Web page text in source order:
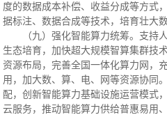
度的数据成本补偿、收益分成等方式
据标注、数据合成等技术，培育壮大
（九）强化智能算力统筹。支持
生态培育，加快超大规模智算集群技
资源布局，完善全国一体化算力网，
用，加大数、算、电、网等资源协同
配，创新智能算力基础设施运营模式
云服务，推动智能算力供给普惠易用